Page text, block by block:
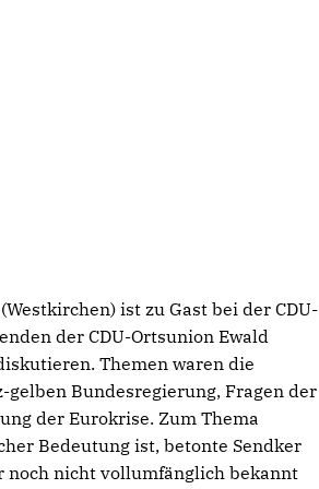
ist zu Gast bei der CDU-
der CDU-Ortsunion Ewald
Themen waren die
Bundesregierung, Fragen der
der Eurokrise. Zum Thema
Bedeutung ist, betonte Sendker
noch nicht vollumfänglich bekannt